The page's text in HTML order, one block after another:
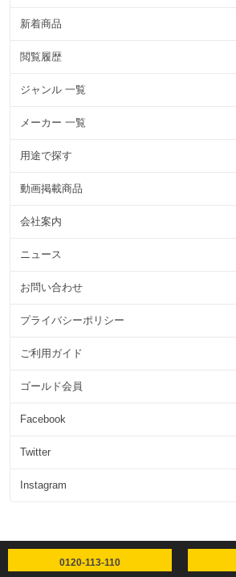
新着商品
閲覧履歴
ジャンル 一覧
メーカー 一覧
用途で探す
動画掲載商品
会社案内
ニュース
お問い合わせ
プライバシーポリシー
ご利用ガイド
ゴールド会員
Facebook
Twitter
Instagram
0120-113-110